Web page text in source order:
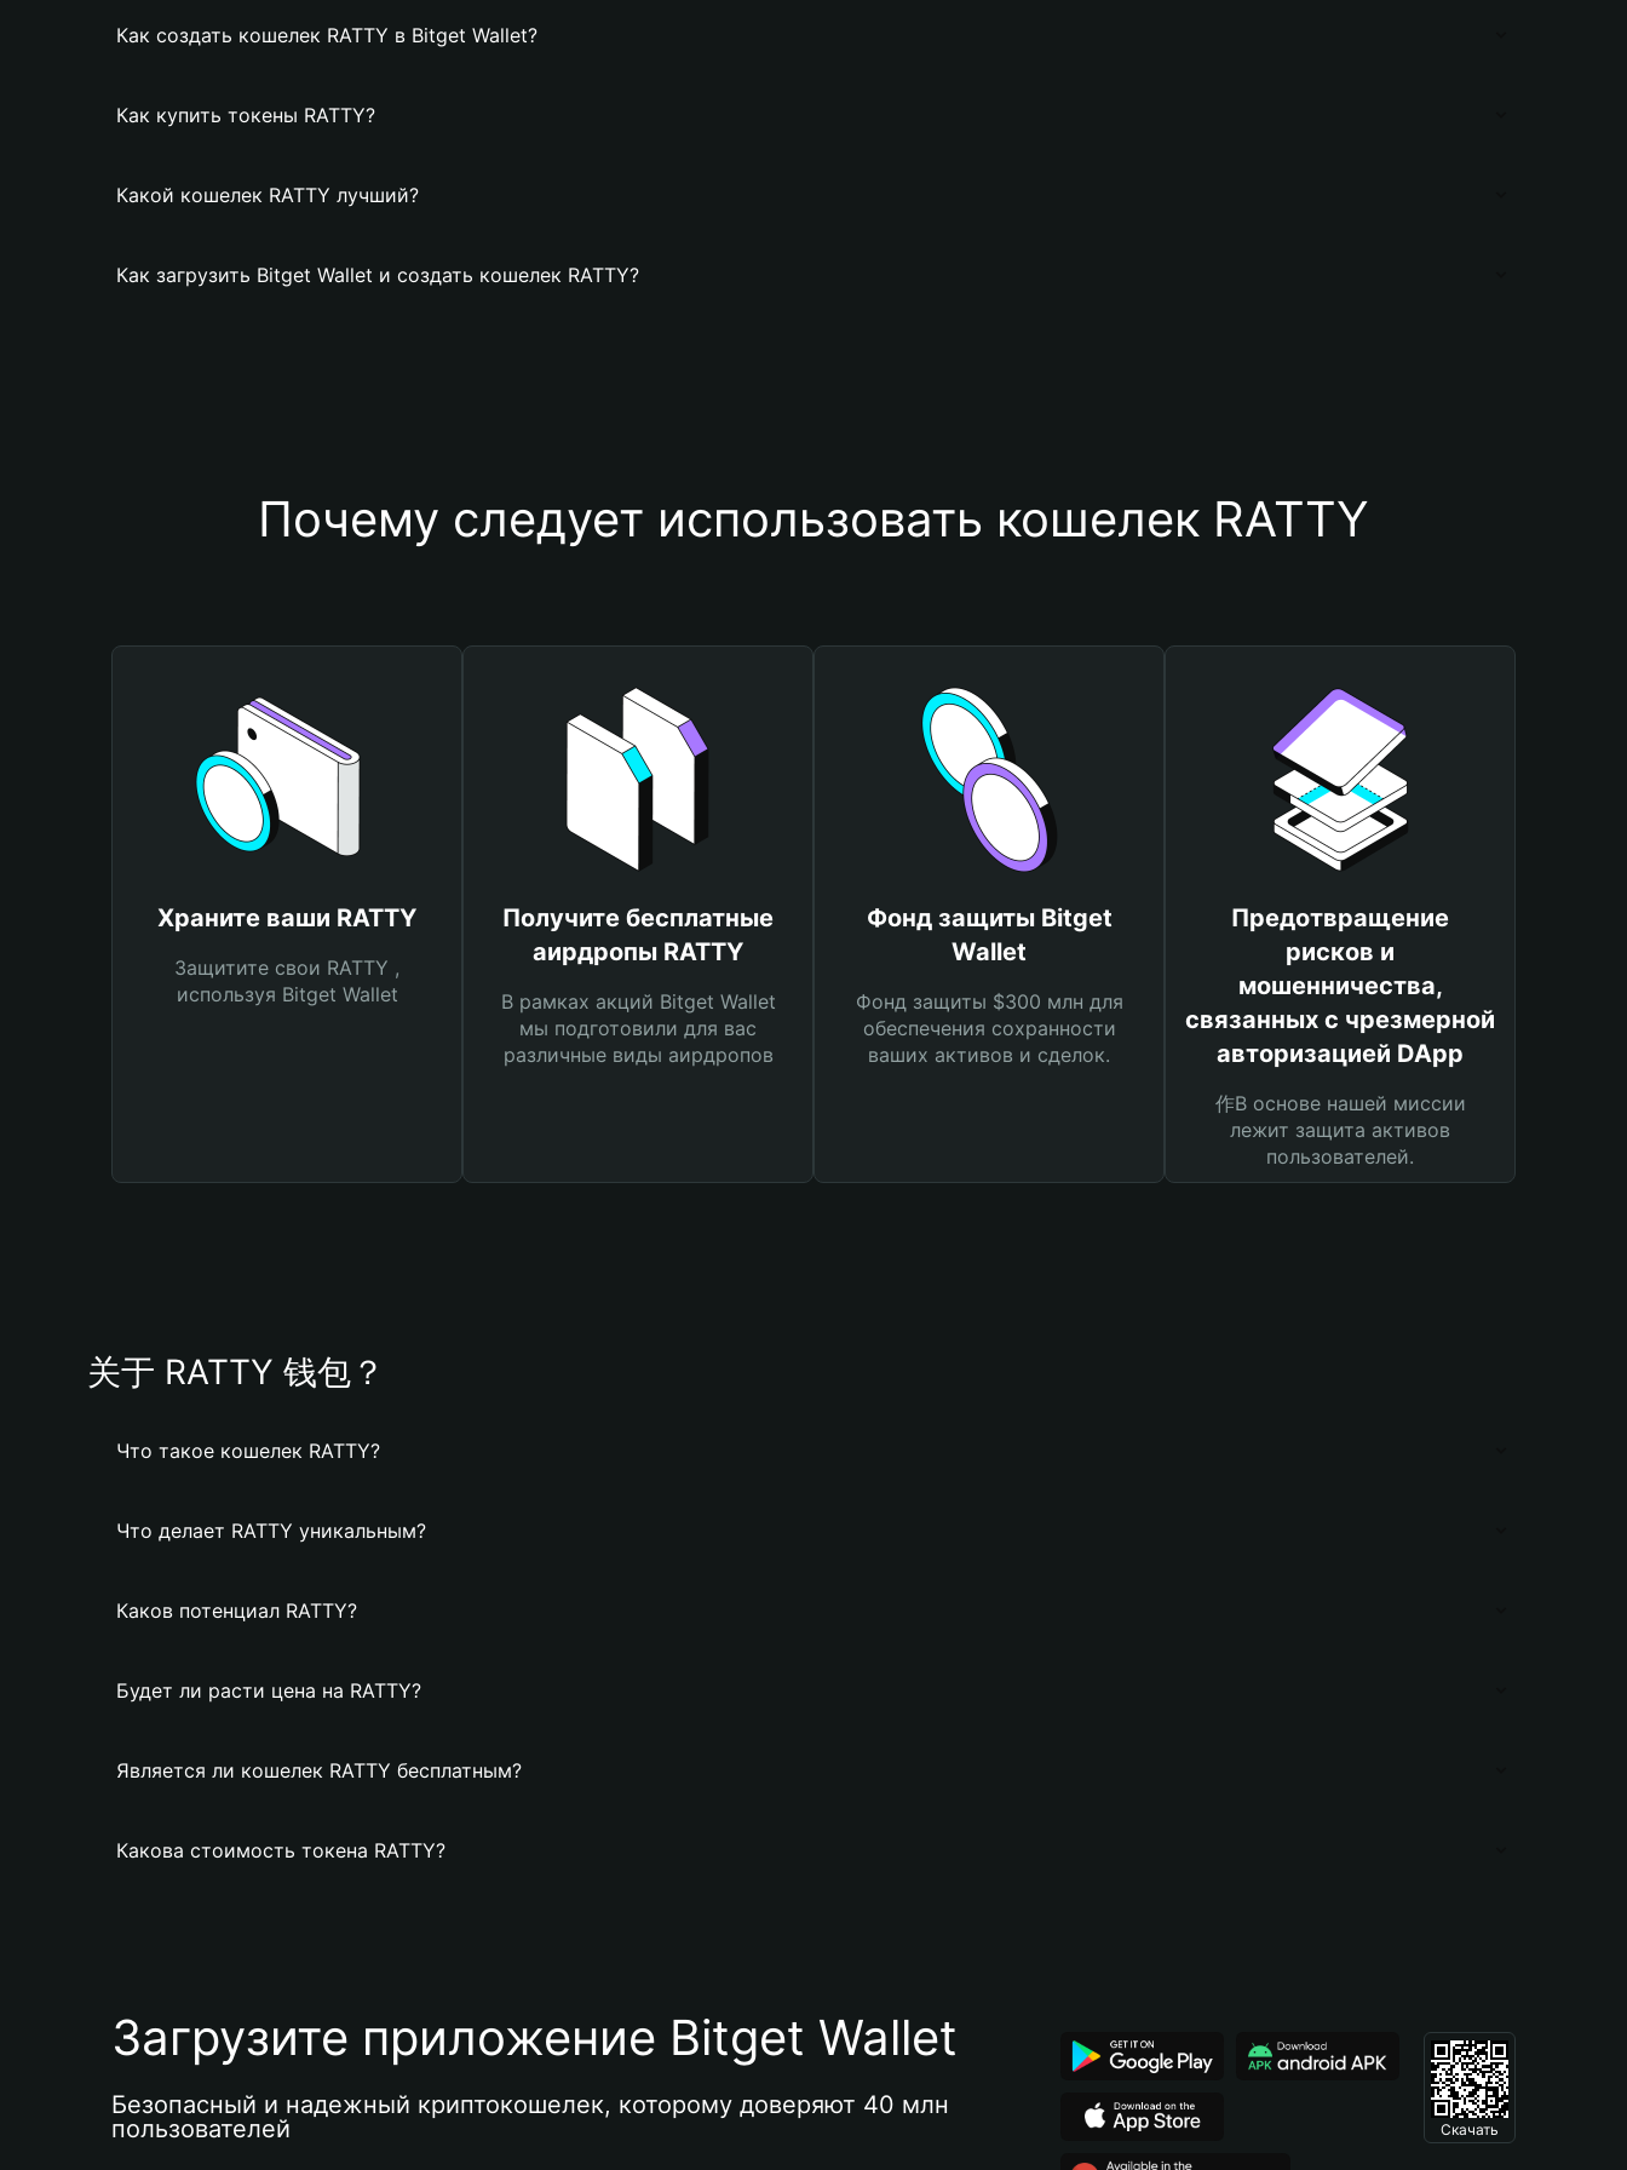
Как создать кошелек RATTY в Bitget Wallet?
Как купить токены RATTY?
Какой кошелек RATTY лучший?
Как загрузить Bitget Wallet и создать кошелек RATTY?
Почему следует использовать кошелек RATTY
Храните ваши RATTY
Защитите свои RATTY ,
используя Bitget Wallet
Получите бесплатные
аирдропы RATTY
В рамках акций Bitget Wallet
мы подготовили для вас
различные виды аирдропов
Фонд защиты Bitget
Wallet
Фонд защиты $300 млн для
обеспечения сохранности
ваших активов и сделок.
Предотвращение
рисков и
мошенничества,
связанных с чрезмерной
авторизацией DApp
作В основе нашей миссии
лежит защита активов
пользователей.
关于 RATTY 钱包？
Что такое кошелек RATTY?
Что делает RATTY уникальным?
Каков потенциал RATTY?
Будет ли расти цена на RATTY?
Является ли кошелек RATTY бесплатным?
Какова стоимость токена RATTY?
Загрузите приложение Bitget Wallet
Безопасный и надежный криптокошелек, которому доверяют 40 млн
пользователей
Скачать